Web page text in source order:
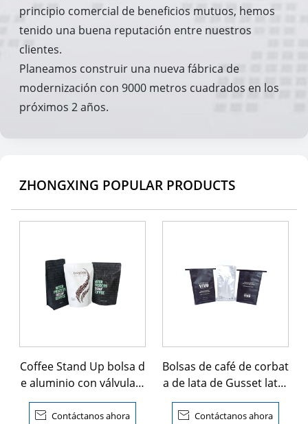
principio comercial de beneficios mutuos, hemos
tenido una buena reputación entre nuestros
clientes.
Planeamos construir una nueva fábrica de
modernización con 9000 metros cuadrados en los
próximos 2 años.
ZHONGXING POPULAR PRODUCTS
Coffee Stand Up bolsa d
e aluminio con válvula d
e cierre cremallera
 Contáctanos ahora
Bolsas de café de corbat
a de lata de Gusset later
al amigable con el medi
o ambiente
 Contáctanos ahora